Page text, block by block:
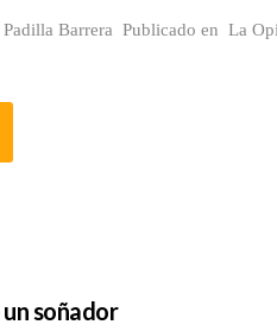
Barrera Publicado en La
soñador